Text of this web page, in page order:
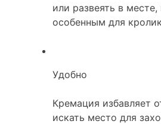
или развеять в
особенным для
Удобно
Кремация избавляет
искать место для